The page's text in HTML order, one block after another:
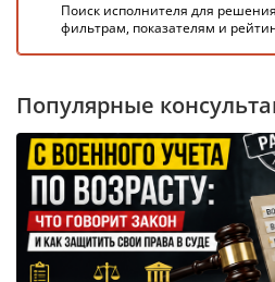
Поиск исполнителя для
фильтрам, показателям и
Популярные